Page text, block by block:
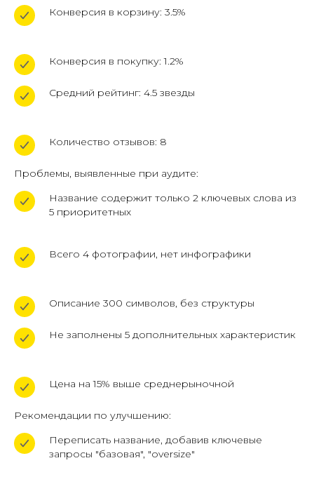
Конверсия в корзину: 3.5%
Конверсия в покупку: 1.2%
Средний рейтинг: 4.5 звезды
Количество отзывов: 8
Проблемы, выявленные при аудите:
Название содержит только 2 ключевых слова из
5 приоритетных
Всего 4 фотографии, нет инфографики
Описание 300 символов, без структуры
Не заполнены 5 дополнительных характеристик
Цена на 15% выше среднерыночной
Рекомендации по улучшению:
Переписать название, добавив ключевые
запросы "базовая", "oversize"